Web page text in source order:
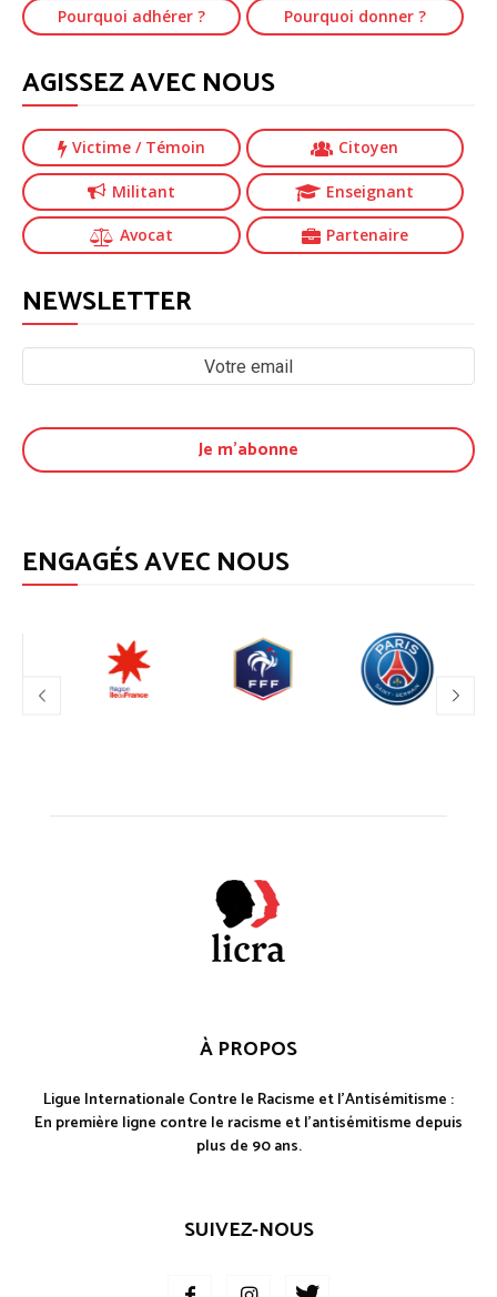
Pourquoi adhérer ? Pourquoi donner ?
AGISSEZ AVEC NOUS
Victime / Témoin Citoyen
Militant Enseignant
Avocat Partenaire
NEWSLETTER
ENGAGÉS AVEC NOUS
À PROPOS
Ligue Internationale Contre le Racisme et l'Antisémitisme :
En première ligne contre le racisme et l'antisémitisme depuis
plus de 90 ans.
SUIVEZ-NOUS